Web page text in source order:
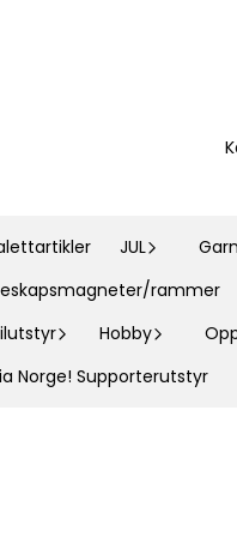
JUL Garn
rammer
Hobby
Norge! Supporterutstyr